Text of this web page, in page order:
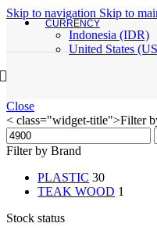
Skip to navigation Skip to
CURRENCY
Indonesia (IDR)
United States
Close
< class="widget-title">Filter
Min
price
Filter by Brand
PLASTIC 30
TEAK WOOD 1
Stock status